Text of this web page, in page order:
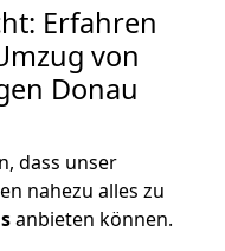
Erfahren
von
Donau
dass unser
nahezu alles zu
anbieten können.